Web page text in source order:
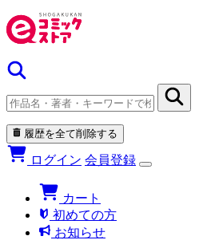
履歴を全て削除する
ログイン 会員登録
カート
初めての方
お知らせ